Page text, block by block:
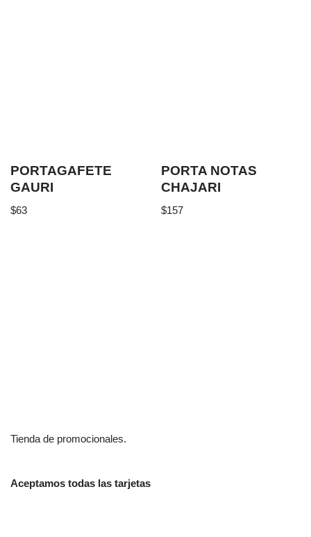
PORTAGAFETE
GAURI
$63
PORTA NOTAS
CHAJARI
$157
Tienda de promocionales.
Aceptamos todas las tarjetas